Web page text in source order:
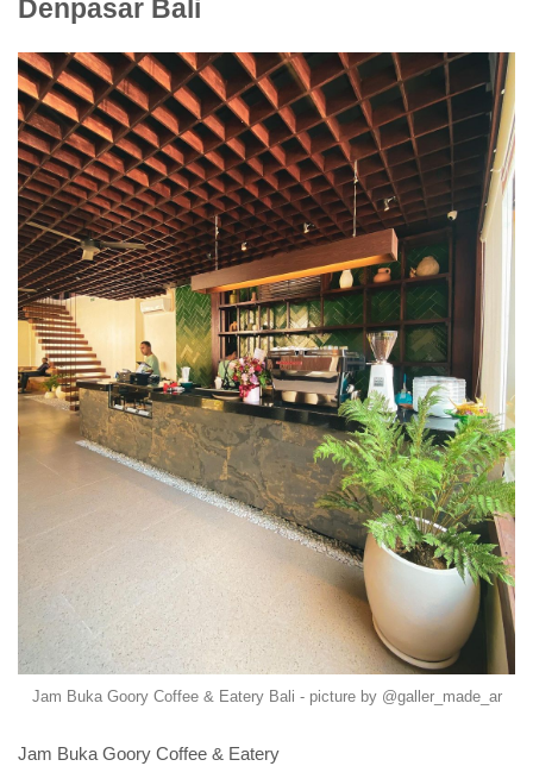
Denpasar Bali
Jam Buka Goory Coffee & Eatery Bali - picture by @galler_made_ar
Jam Buka Goory Coffee & Eatery